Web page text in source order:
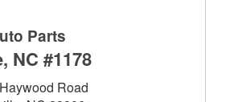
Parts
NC #1178
Road